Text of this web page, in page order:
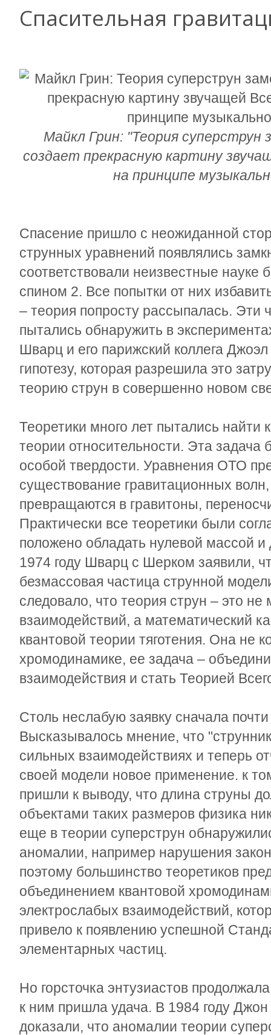
Спасительная
Майкл Грин: "Теория
создает прекрасную картину
на принципе
Спасение пришло с неожиданной
струнных уравнений появлялись
соответствовали неизвестные науке
спином 2. Все попытки от них
– теория попросту рассыпалась. Эти
пытались обнаружить в
Шварц и его парижский коллега
гипотезу, которая разрешила это
теорию струн в совершенно новом
Теоретики много лет пытались
теории относительности. Эта
особой твердости. Уравнения ОТО
существование гравитационных
превращаются в гравитоны,
Практически все теоретики были
положено обладать нулевой массой
1974 году Шварц с Шерком заявили,
безмассовая частица струнной
следовало, что теория струн – это
взаимодействий, а математический
квантовой теории тяготения. Она не
хромодинамике, ее задача –
взаимодействия и стать Теорией
Столь неслабую заявку сначала
Высказывалось мнение, что
сильных взаимодействиях и теперь
своей модели новое применение. к
пришли к выводу, что длина струны
объектами таких размеров физика
еще в теории суперструн
аномалии, например нарушения
поэтому большинство теоретиков
объединением квантовой
электрослабых взаимодействий,
привело к появлению успешной
элементарных частиц.
Но горсточка энтузиастов
к ним пришла удача. В 1984 году
доказали, что аномалии теории